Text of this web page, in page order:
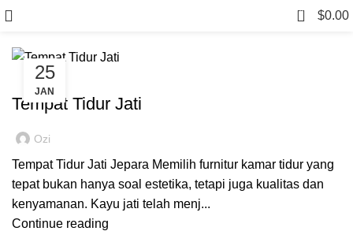
0 $0.00
25
JAN
TEMPAT TIDUR JATI
Tempat Tidur Jati
Ozi
Tempat Tidur Jati Jepara Memilih furnitur kamar tidur yang
tepat bukan hanya soal estetika, tetapi juga kualitas dan
kenyamanan. Kayu jati telah menj...
Continue reading